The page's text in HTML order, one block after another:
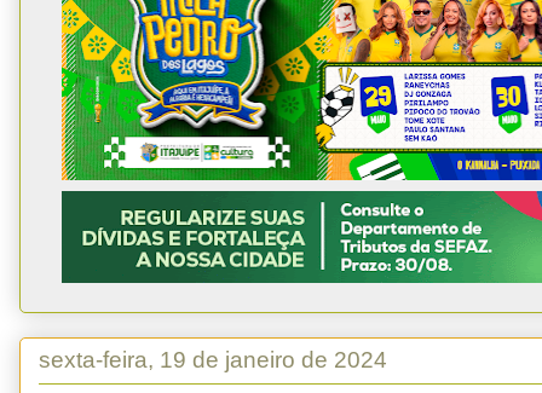
sexta-feira, 19 de janeiro de 2024